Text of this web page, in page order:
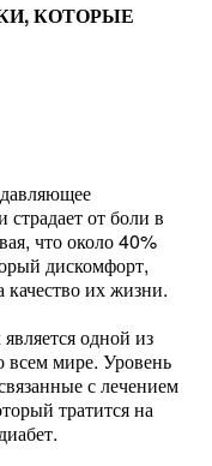
КОТОРЫЕ
от боли в
что около 40%
дискомфорт,
их жизни.
одной из
всем мире. Уровень
с лечением
тратится на